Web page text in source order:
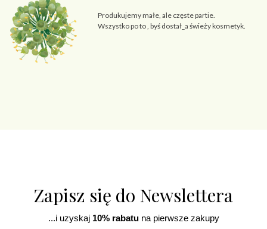
Produkujemy małe, ale częste partie.
Wszystko po to , byś dostał_a świeży kosmetyk.
Zapisz się do Newslettera
...i uzyskaj10% rabatuna pierwsze zakupy